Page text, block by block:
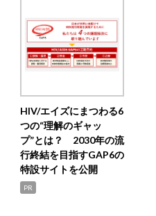
HIV/エイズにまつわる6
つの“理解のギャッ
プ”とは？ 2030年の流
行終結を目指すGAP6の
特設サイトを公開
PR